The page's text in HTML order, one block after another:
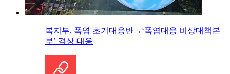
복지부, 폭염 초기대응반→‘폭염대응 비상대책본
부’ 격상 대응